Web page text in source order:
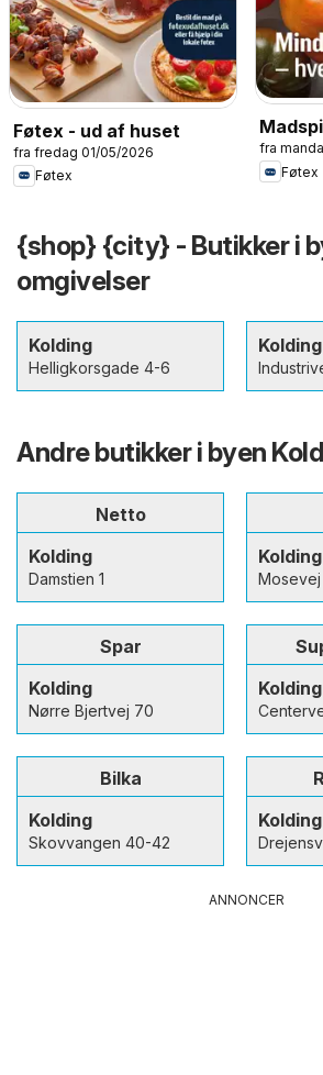
Føtex - ud af huset
fra fredag 01/05/2026
Føtex
fra
Føtex
{shop} {city} - Butikker i
omgivelser
Kolding
Helligkorsgade 4-6
Kolding
Andre butikker i byen
Netto
Kolding
Damstien 1
Kolding
Mosevej
Spar
Kolding
Nørre Bjertvej 70
Kolding
Bilka
Kolding
Skovvangen 40-42
Kolding
ANNONCER